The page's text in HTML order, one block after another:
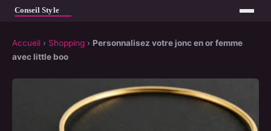
Accueil › Shopping › Personnalisez votre jonc en or femme
avec little boo